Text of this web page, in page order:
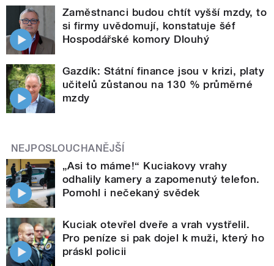
Zaměstnanci budou chtít vyšší mzdy, to
si firmy uvědomují, konstatuje šéf
Hospodářské komory Dlouhý
Gazdík: Státní finance jsou v krizi, platy
učitelů zůstanou na 130 % průměrné
mzdy
NEJPOSLOUCHANĚJŠÍ
„Asi to máme!“ Kuciakovy vrahy
odhalily kamery a zapomenutý telefon.
Pomohl i nečekaný svědek
Kuciak otevřel dveře a vrah vystřelil.
Pro peníze si pak dojel k muži, který ho
práskl policii